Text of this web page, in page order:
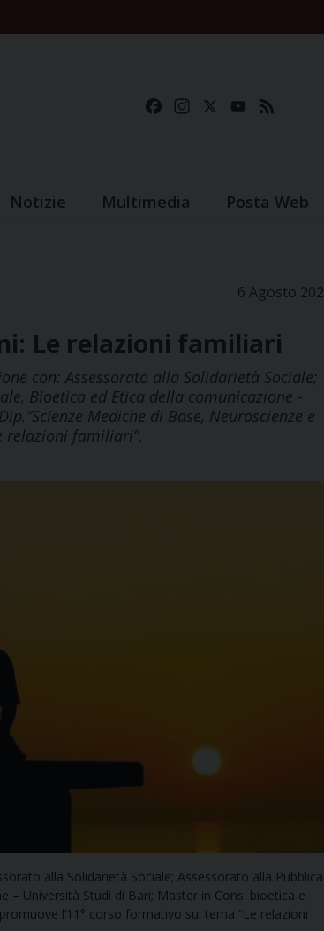
FacebookInstagramYouTube
Notizie Multimedia Posta Web
6 Agosto
Le relazioni familiari
con: Assessorato alla Solidarietà Sociale;
Bioetica ed Etica della comunicazione -
Mediche di Base, Neuroscienze e
relazioni familiari”.
alla Solidarietà Sociale; Assessorato alla Pubblica
– Università Studi di Bari; Master in Cons. bioetica e
l’11° corso formativo sul tema “Le relazioni